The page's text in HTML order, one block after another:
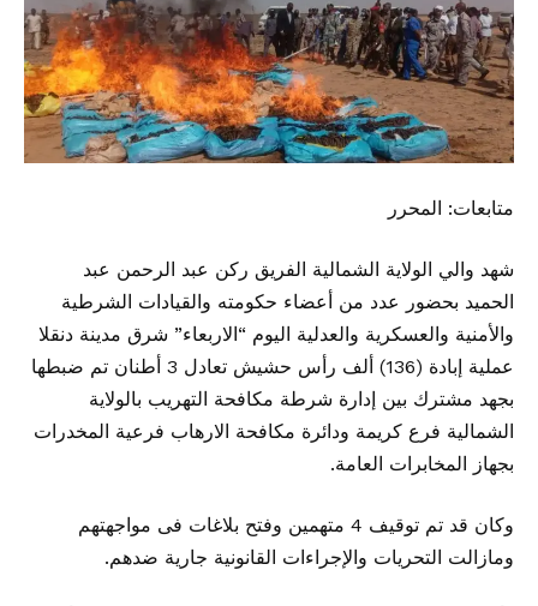
متابعات: المحرر
شهد والي الولاية الشمالية الفريق ركن عبد الرحمن عبد
الحميد بحضور عدد من أعضاء حكومته والقيادات الشرطية
والأمنية والعسكرية والعدلية اليوم “الاربعاء” شرق مدينة دنقلا
عملية إبادة (136) ألف رأس حشيش تعادل 3 أطنان تم ضبطها
بجهد مشترك بين إدارة شرطة مكافحة التهريب بالولاية
الشمالية فرع كريمة ودائرة مكافحة الارهاب فرعية المخدرات
بجهاز المخابرات العامة.
وكان قد تم توقيف 4 متهمين وفتح بلاغات فى مواجهتهم
ومازالت التحريات والإجراءات القانونية جارية ضدهم.